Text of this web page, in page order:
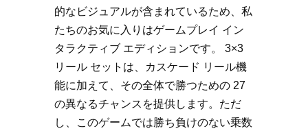
的なビジュアルが含まれているため、私
たちのお気に入りはゲームプレイ イン
タラクティブ エディションです。 3×3
リール セットは、カスケード リール機
能に加えて、その全体で勝つための 27
の異なるチャンスを提供します。ただ
し、このゲームでは勝ち負けのない乗数